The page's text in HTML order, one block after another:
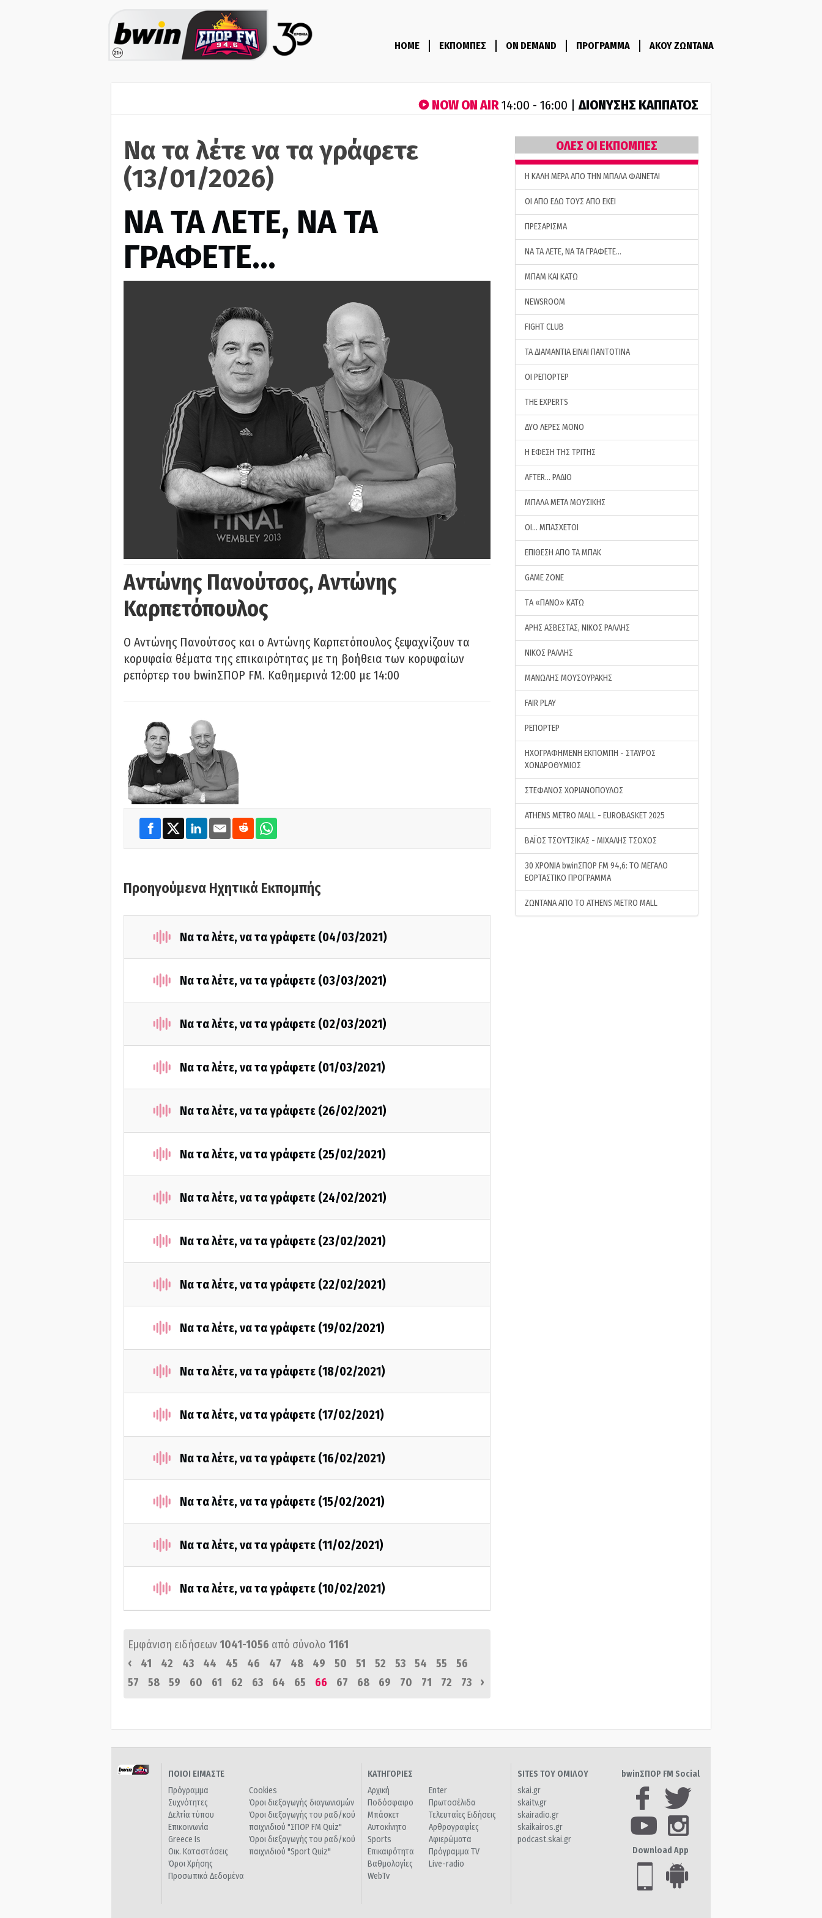
HOME ΕΚΠΟΜΠΕΣ ON DEMAND ΠΡΟΓΡΑΜΜΑ ΑΚΟΥ ΖΩΝΤΑΝΑ
NOW ON AIR14:00 - 16:00 |ΔΙΟΝΥΣΗΣ ΚΑΠΠΑΤΟΣ
Να τα λέτε να τα γράφετε
(13/01/2026)
ΝΑ ΤΑ ΛΕΤΕ, ΝΑ ΤΑ
ΓΡΑΦΕΤΕ…
Αντώνης Πανούτσος, Αντώνης
Καρπετόπουλος
Ο Αντώνης Πανούτσος και ο Αντώνης Καρπετόπουλος ξεψαχνίζουν τα
κορυφαία θέματα της επικαιρότητας με τη βοήθεια των κορυφαίων
ρεπόρτερ του bwinΣΠΟΡ FM. Καθημερινά 12:00 με 14:00
Προηγούμενα Ηχητικά Εκπομπής
Να τα λέτε, να τα γράφετε (04/03/2021)
Να τα λέτε, να τα γράφετε (03/03/2021)
Να τα λέτε, να τα γράφετε (02/03/2021)
Να τα λέτε, να τα γράφετε (01/03/2021)
Να τα λέτε, να τα γράφετε (26/02/2021)
Να τα λέτε, να τα γράφετε (25/02/2021)
Να τα λέτε, να τα γράφετε (24/02/2021)
Να τα λέτε, να τα γράφετε (23/02/2021)
Να τα λέτε, να τα γράφετε (22/02/2021)
Να τα λέτε, να τα γράφετε (19/02/2021)
Να τα λέτε, να τα γράφετε (18/02/2021)
Να τα λέτε, να τα γράφετε (17/02/2021)
Να τα λέτε, να τα γράφετε (16/02/2021)
Να τα λέτε, να τα γράφετε (15/02/2021)
Να τα λέτε, να τα γράφετε (11/02/2021)
Να τα λέτε, να τα γράφετε (10/02/2021)
Εμφάνιση ειδήσεων1041-1056 από σύνολο 1161
‹
41 42 43 44 45 46 47 48 49 50 51 52 53 54 55
56
57
58 59 60 61 62 63 64 65 66 67 68 69 70 71 72 73 ›
ΟΛΕΣ ΟΙ ΕΚΠΟΜΠΕΣ
H ΚΑΛΗ ΜΕΡΑ ΑΠΟ ΤΗΝ ΜΠΑΛΑ ΦΑΙΝΕΤΑΙ
ΟΙ ΑΠΟ ΕΔΩ ΤΟΥΣ ΑΠΟ ΕΚΕΙ
ΠΡΕΣΑΡΙΣΜΑ
ΝΑ ΤΑ ΛΕΤΕ, ΝΑ ΤΑ ΓΡΑΦΕΤΕ…
ΜΠΑΜ ΚΑΙ ΚΑΤΩ
NEWSROOM
FIGHT CLUB
ΤΑ ΔΙΑΜΑΝΤΙΑ ΕΙΝΑΙ ΠΑΝΤΟΤΙΝΑ
ΟΙ ΡΕΠΟΡΤΕΡ
THE EXPERTS
ΔΥΟ ΛΕΡΕΣ ΜΟΝΟ
Η ΕΦΕΣΗ ΤΗΣ ΤΡΙΤΗΣ
AFTER… ΡΑΔΙΟ
ΜΠΑΛΑ ΜΕΤΑ ΜΟΥΣΙΚΗΣ
ΟΙ… ΜΠΑΣΧΕΤΟΙ
ΕΠΙΘΕΣΗ ΑΠΟ ΤΑ ΜΠΑΚ
GAME ZONE
ΤA «ΠΑΝΟ» ΚΑΤΩ
ΑΡΗΣ ΑΣΒΕΣΤΑΣ, ΝΙΚΟΣ ΡΑΛΛΗΣ
ΝΙΚΟΣ ΡΑΛΛΗΣ
ΜΑΝΩΛΗΣ ΜΟΥΣΟΥΡΑΚΗΣ
FAIR PLAY
ΡΕΠΟΡΤΕΡ
ΗΧΟΓΡΑΦΗΜΕΝΗ ΕΚΠΟΜΠΗ - ΣΤΑΥΡΟΣ
ΧΟΝΔΡΟΘΥΜΙΟΣ
ΣΤΕΦΑΝΟΣ ΧΩΡΙΑΝΟΠΟΥΛΟΣ
ATHENS METRO MALL - EUROBASKET 2025
ΒΑΪΟΣ ΤΣΟΥΤΣΙΚΑΣ - ΜΙΧΑΛΗΣ ΤΣΟΧΟΣ
30 ΧΡΟΝΙΑ bwinΣΠΟΡ FM 94,6: ΤΟ ΜΕΓΑΛΟ
ΕΟΡΤΑΣΤΙΚΟ ΠΡΟΓΡΑΜΜΑ
ΖΩΝΤΑΝΑ ΑΠΟ ΤΟ ATHENS METRO MALL
ΠΟΙΟΙ ΕΙΜΑΣΤΕ
Πρόγραμμα
Συχνότητες
Δελτία τύπου
Επικοινωνία
Greece Is
Οικ. Καταστάσεις
Όροι Χρήσης
Προσωπικά Δεδομένα
Cookies
Όροι διεξαγωγής διαγωνισμών
Όροι διεξαγωγής του ραδ/κού
παιχνιδιού "ΣΠΟΡ FM Quiz"
Όροι διεξαγωγής του ραδ/κού
παιχνιδιού "Sport Quiz"
ΚΑΤΗΓΟΡΙΕΣ
Αρχική
Ποδόσφαιρο
Μπάσκετ
Αυτοκίνητο
Sports
Επικαιρότητα
Βαθμολογίες
WebTv
Enter
Πρωτοσέλιδα
Τελευταίες Ειδήσεις
Αρθρογραφίες
Αφιερώματα
Πρόγραμμα TV
Live-radio
SITES ΤΟΥ ΟΜΙΛΟΥ
skai.gr
skaitv.gr
skairadio.gr
skaikairos.gr
podcast.skai.gr
bwinΣΠΟΡ FM Social
Download App